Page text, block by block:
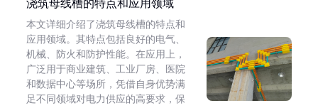
浇筑母线槽的特点和应用领域
本文详细介绍了浇筑母线槽的特点和
应用领域。其特点包括良好的电气、
机械、防火和防护性能。在应用上，
广泛用于商业建筑、工业厂房、医院
和数据中心等场所，凭借自身优势满
足不同领域对电力供应的高要求，保